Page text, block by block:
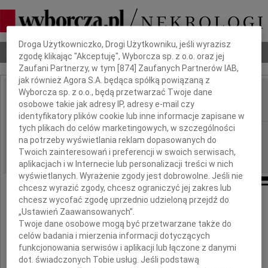
Nekrologi Odeszli Poradnik pogrzebowy
IMIĘ I NAZWISKO: Bogdan Popik
REGION: Lublin
DATA EMISJI: 09.12.2019
żegnamy naszego Przyjaciela z kortów
dr. Bogdana Popika
Dbamy o Twoją prywatność
Droga Użytkowniczko, Drogi Użytkowniku, jeśli wyrazisz
zgodę klikając "Akceptuję", Wyborcza sp. z o.o. oraz jej
Zaufani Partnerzy, w tym [874 ] Zaufanych Partnerów IAB,
jak również Agora S.A. będąca spółką powiązaną z
Wyborcza sp. z o.o., będą przetwarzać Twoje dane
osobowe takie jak adresy IP, adresy e-mail czy
identyfikatory plików cookie lub inne informacje zapisane w
tych plikach do celów marketingowych, w szczególności
na potrzeby wyświetlania reklam dopasowanych do
Twoich zainteresowań i preferencji w swoich serwisach,
aplikacjach i w Internecie lub personalizacji treści w nich
wyświetlanych. Wyrażenie zgody jest dobrowolne. Jeśli nie
chcesz wyrazić zgody, chcesz ograniczyć jej zakres lub
chcesz wycofać zgodę uprzednio udzieloną przejdź do
„Ustawień Zaawansowanych”.
Twoje dane osobowe mogą być przetwarzane także do
celów badania i mierzenia informacji dotyczących
funkcjonowania serwisów i aplikacji lub łączone z danymi
dot. świadczonych Tobie usług. Jeśli podstawą